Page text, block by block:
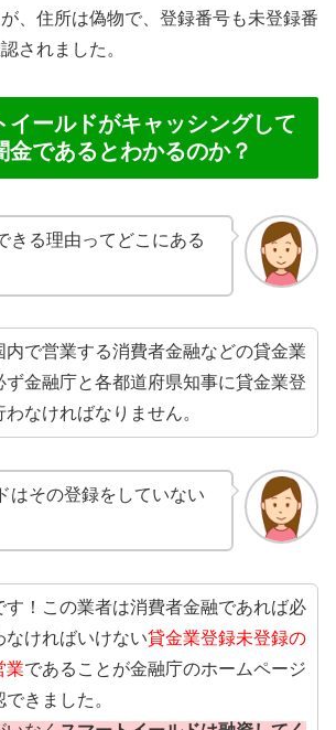
、住所は偽物で、登録番号も未登録番
されました。
イールドがキャッシングして
金であるとわかるのか？
きる理由ってどこにある
内で営業する消費者金融などの貸金業
ず金融庁と各都道府県知事に貸金業登
わなければなりません。
はその登録をしていない
す！この業者は消費者金融であれば必
なければいけない貸金業登録未登録の
業であることが金融庁のホームページ
できました。